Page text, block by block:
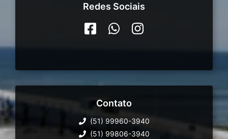
Redes Sociais
Contato
(51) 99960-3940
(51) 99806-3940